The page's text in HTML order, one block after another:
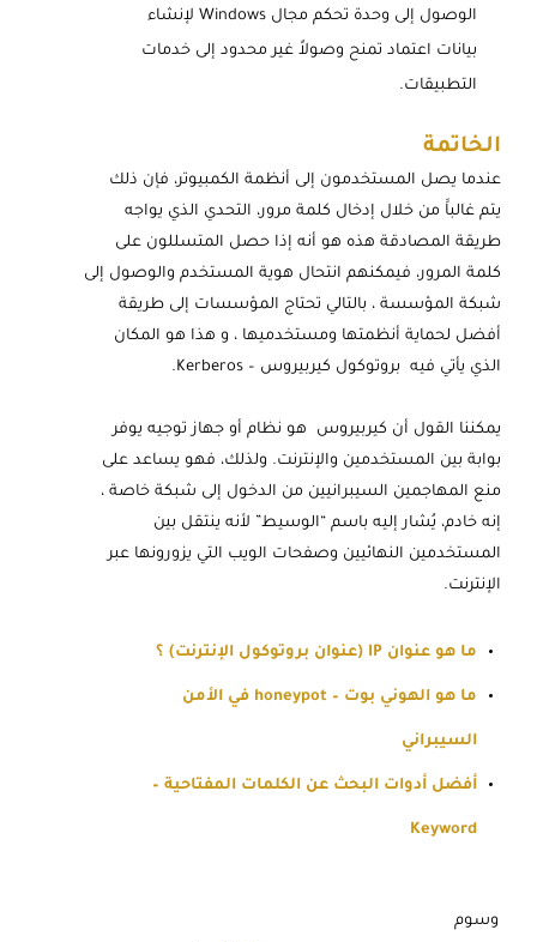
الوصول إلى وحدة تحكم مجال Windows لإنشاء
بيانات اعتماد تمنح وصولاً غير محدود إلى خدمات
التطبيقات.
الخاتمة
عندما يصل المستخدمون إلى أنظمة الكمبيوتر، فإن ذلك
يتم غالباََ من خلال إدخال كلمة مرور، التحدي الذي يواجه
طريقة المصادقة هذه هو أنه إذا حصل المتسللون على
كلمة المرور، فيمكنهم انتحال هوية المستخدم والوصول إلى
شبكة المؤسسة ، بالتالي تحتاج المؤسسات إلى طريقة
أفضل لحماية أنظمتها ومستخدميها ، و هذا هو المكان
الذي يأتي فيه بروتوكول كيربيروس – Kerberos.
يمكننا القول أن كيربيروس هو نظام أو جهاز توجيه يوفر
بوابة بين المستخدمين والإنترنت. ولذلك، فهو يساعد على
منع المهاجمين السيبرانيين من الدخول إلى شبكة خاصة ،
إنه خادم، يُشار إليه باسم “الوسيط” لأنه ينتقل بين
المستخدمين النهائيين وصفحات الويب التي يزورونها عبر
الإنترنت.
ما هو عنوان IP (عنوان بروتوكول الإنترنت) ؟
ما هو الهوني بوت – honeypot في الأمن
السيبراني
أفضل أدوات البحث عن الكلمات المفتاحية –
Keyword
وسوم